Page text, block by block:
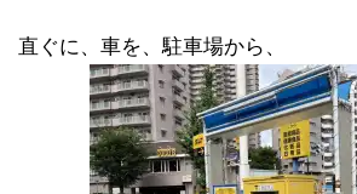
直ぐに、車を、駐車場から、